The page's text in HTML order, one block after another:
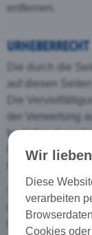
entfernen.
URHEBERRECHT
Die durch die
auf diesen
Die
der Verwertung
bedürfen der
bzw. Erstellers.
erstellt wurden,
Insbesondere
Wir
Diese
verarbeiten
Cookies